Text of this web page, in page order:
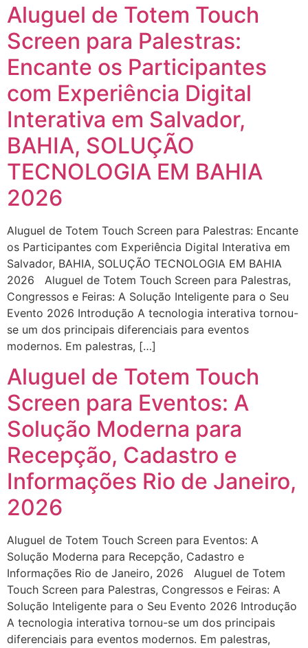
Aluguel de Totem Touch
Screen para Palestras:
Encante os Participantes
com Experiência Digital
Interativa em Salvador,
BAHIA, SOLUÇÃO
TECNOLOGIA EM BAHIA
2026
Aluguel de Totem Touch Screen para Palestras: Encante
os Participantes com Experiência Digital Interativa em
Salvador, BAHIA, SOLUÇÃO TECNOLOGIA EM BAHIA
2026 Aluguel de Totem Touch Screen para Palestras,
Congressos e Feiras: A Solução Inteligente para o Seu
Evento 2026 Introdução A tecnologia interativa tornou-
se um dos principais diferenciais para eventos
modernos. Em palestras, […]
Aluguel de Totem Touch
Screen para Eventos: A
Solução Moderna para
Recepção, Cadastro e
Informações Rio de Janeiro,
2026
Aluguel de Totem Touch Screen para Eventos: A
Solução Moderna para Recepção, Cadastro e
Informações Rio de Janeiro, 2026 Aluguel de Totem
Touch Screen para Palestras, Congressos e Feiras: A
Solução Inteligente para o Seu Evento 2026 Introdução
A tecnologia interativa tornou-se um dos principais
diferenciais para eventos modernos. Em palestras,